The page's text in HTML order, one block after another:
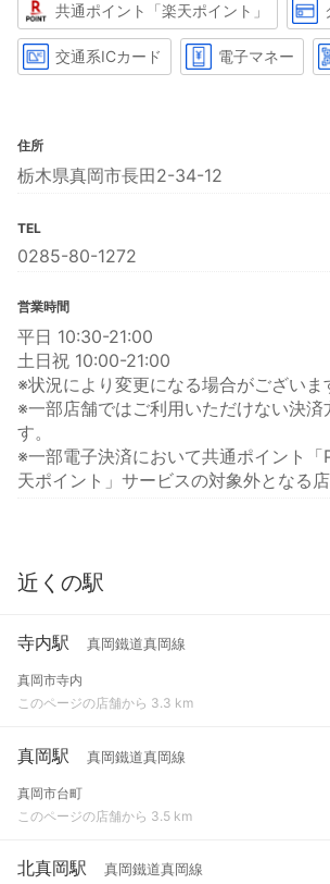
共通ポイント「楽天ポイント」
交通系ICカード 電子マネー
住所
栃木県真岡市長田2-34-12
TEL
0285-80-1272
営業時間
平日 10:30-21:00
土日祝 10:00-21:00
※状況により変更になる場合がございま
※一部店舗ではご利用いただけない決済
す。
※一部電子決済において共通ポイント
天ポイント」サービスの対象外となる店
近くの駅
寺内駅 真岡鐵道真岡線
真岡市寺内
このページの店舗から 3.3 km
真岡駅 真岡鐵道真岡線
真岡市台町
このページの店舗から 3.5 km
北真岡駅 真岡鐵道真岡線